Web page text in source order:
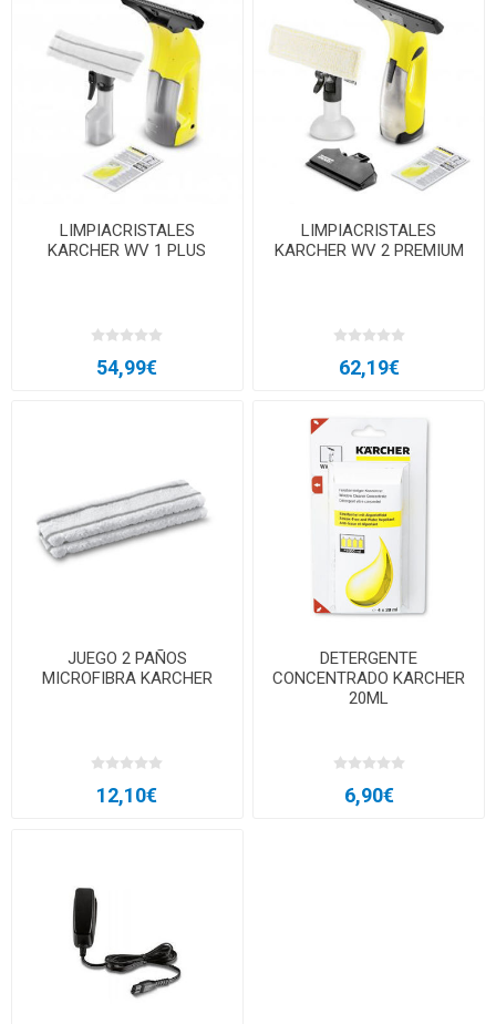
LIMPIACRISTALES
KARCHER WV 1 PLUS
54,99€
LIMPIACRISTALES
KARCHER WV 2 PREMIUM
62,19€
JUEGO 2 PAÑOS
MICROFIBRA KARCHER
12,10€
DETERGENTE
CONCENTRADO KARCHER
20ML
6,90€